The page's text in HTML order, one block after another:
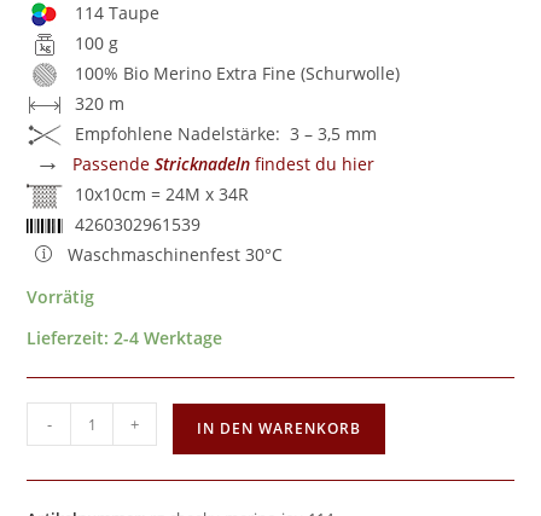
114 Taupe
100 g
100% Bio Merino Extra Fine (Schurwolle)
320 m
Empfohlene Nadelstärke: 3 – 3,5 mm
→ PassendeStricknadeln findest du hier
10x10cm = 24M x 34R
4260302961539
Waschmaschinenfest 30°C
Vorrätig
Lieferzeit:2-4 Werktage
- + IN DEN WARENKORB